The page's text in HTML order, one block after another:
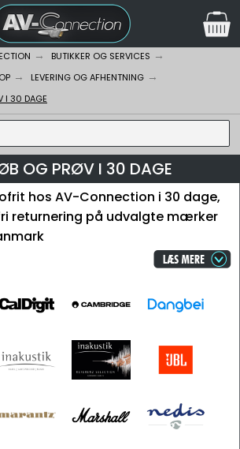
BUTIKKER OG SERVICES
LEVERING OG AFHENTNING
I 30 DAGE
OG PRØV I 30 DAGE
hos AV-Connection i 30 dage,
returnering på udvalgte mærker